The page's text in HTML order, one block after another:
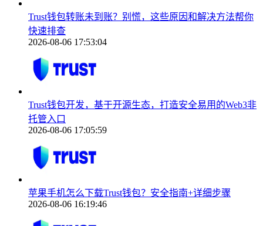
Trust钱包转账未到账？别慌，这些原因和解决方法帮你
快速排查
2026-08-06 17:53:04
Trust钱包开发，基于开源生态，打造安全易用的Web3非
托管入口
2026-08-06 17:05:59
苹果手机怎么下载Trust钱包？安全指南+详细步骤
2026-08-06 16:19:46